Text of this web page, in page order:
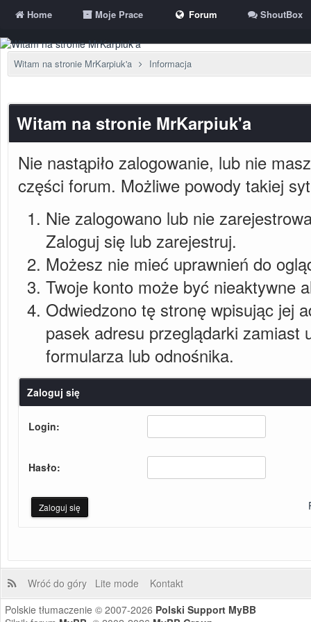
Home Moje Prace Forum ShoutBox
Witam na stronie MrKarpiuk'a Informacja
Witam na stronie MrKarpiuk'a
Nie nastąpiło zalogowanie, lub nie
części forum. Możliwe powody takiej
Nie zalogowano lub nie
Zaloguj się lub zarejestruj.
Możesz nie mieć uprawnień do
Twoje konto może być nieaktywne
Odwiedzono tę stronę wpisując jej
pasek adresu przeglądarki zamiast
formularza lub odnośnika.
Zaloguj się
Login:
Hasło:
Wróć do góry Lite mode
Kontakt
Polskie tłumaczenie © 2007-2026 Polski Support MyBB